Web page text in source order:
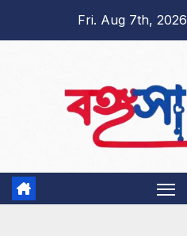
Fri. Aug 7th, 2026